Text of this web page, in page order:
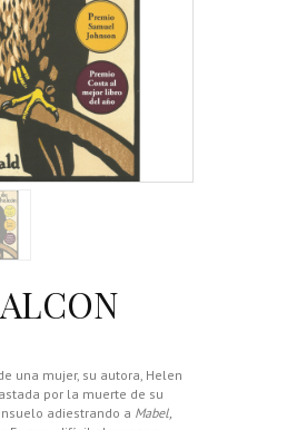
una mujer, su autora, Helen
por la muerte de su
adiestrando a Mabel,